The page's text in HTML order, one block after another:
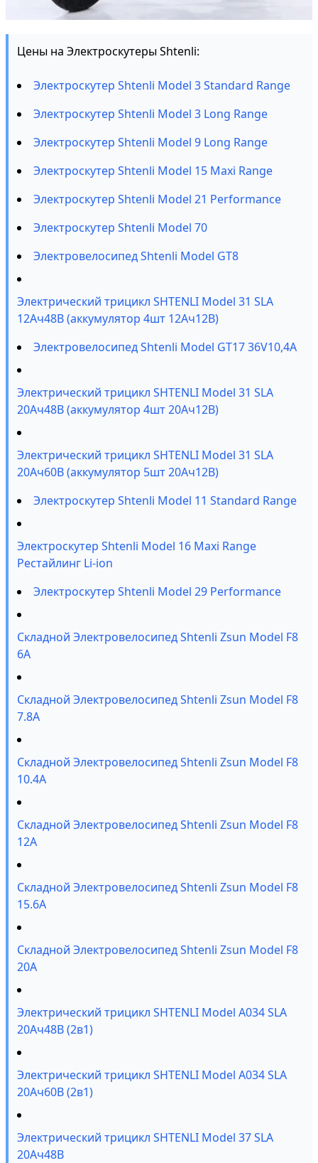
Цены на Электроскутеры Shtenli:
Электроскутер Shtenli Model 3 Standard Range
Электроскутер Shtenli Model 3 Long Range
Электроскутер Shtenli Model 9 Long Range
Электроскутер Shtenli Model 15 Maxi Range
Электроскутер Shtenli Model 21 Performance
Электроскутер Shtenli Model 70
Электровелосипед Shtenli Model GT8
Электрический трицикл SHTENLI Model 31 SLA
12Ач48В (аккумулятор 4шт 12Ач12В)
Электровелосипед Shtenli Model GT17 36V10,4А
Электрический трицикл SHTENLI Model 31 SLA
20Ач48В (аккумулятор 4шт 20Ач12В)
Электрический трицикл SHTENLI Model 31 SLA
20Ач60В (аккумулятор 5шт 20Ач12В)
Электроскутер Shtenli Model 11 Standard Range
Электроскутер Shtenli Model 16 Maxi Range
Рестайлинг Li-ion
Электроскутер Shtenli Model 29 Performance
Складной Электровелосипед Shtenli Zsun Model F8
6А
Складной Электровелосипед Shtenli Zsun Model F8
7.8A
Складной Электровелосипед Shtenli Zsun Model F8
10.4A
Складной Электровелосипед Shtenli Zsun Model F8
12А
Складной Электровелосипед Shtenli Zsun Model F8
15.6А
Складной Электровелосипед Shtenli Zsun Model F8
20А
Электрический трицикл SHTENLI Model А034 SLA
20Ач48В (2в1)
Электрический трицикл SHTENLI Model А034 SLA
20Ач60В (2в1)
Электрический трицикл SHTENLI Model 37 SLA
20Ач48В